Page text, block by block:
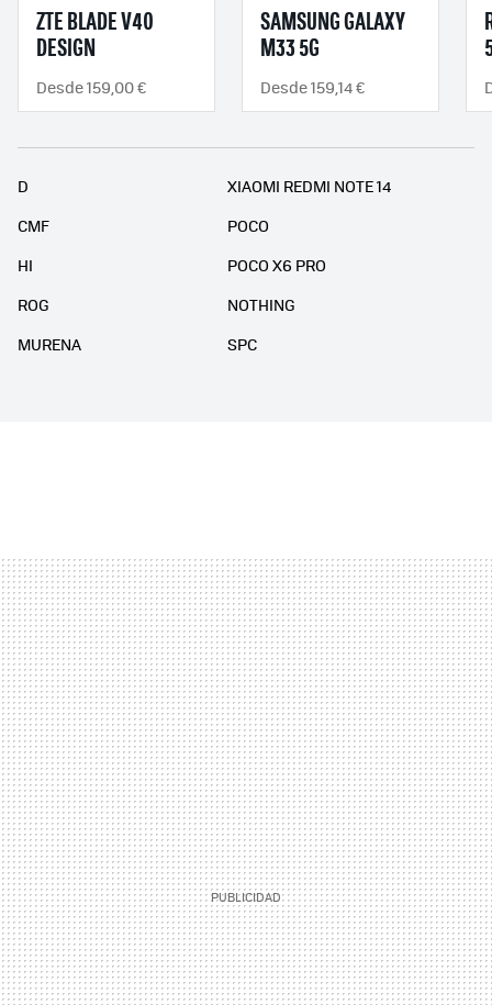
ZTE BLADE V40
DESIGN
Desde 159,00 €
SAMSUNG GALAXY
M33 5G
Desde 159,14 €
D
XIAOMI REDMI NOTE 14
CMF
POCO
HI
POCO X6 PRO
ROG
NOTHING
MURENA
SPC